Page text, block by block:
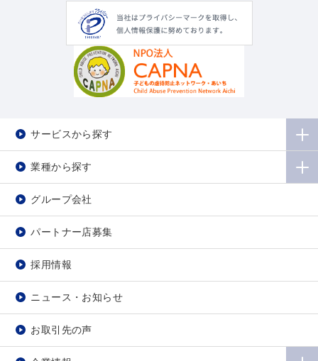
サービスから探す
業種から探す
グループ会社
パートナー店募集
採用情報
ニュース・お知らせ
お取引先の声